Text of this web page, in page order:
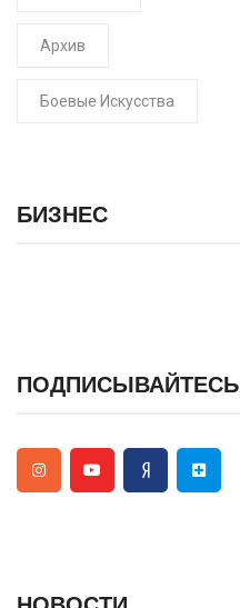
Архив
Боевые Искусства
БИЗНЕС
ПОДПИСЫВАЙТЕСЬ